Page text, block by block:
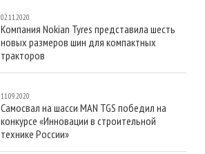
02.11.2020
Компания Nokian Tyres представила шесть
новых размеров шин для компактных
тракторов
11.09.2020
Самосвал на шасси MAN TGS победил на
конкурсе «Инновации в строительной
технике России»